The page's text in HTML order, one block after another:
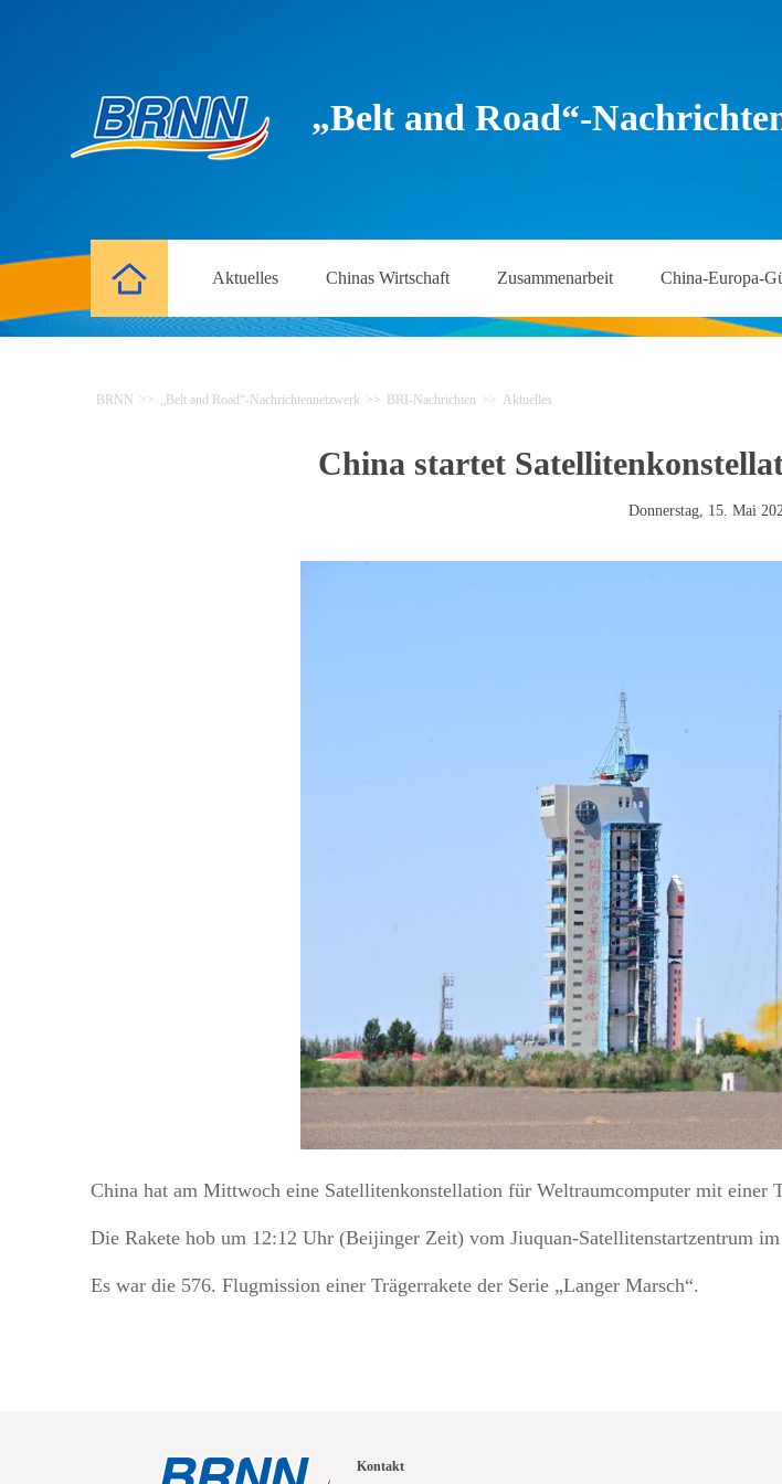
„Belt and Road“-
Aktuelles Chinas Wirtschaft Zusammenarbeit China-Europa-
BRNN >> „Belt and Road“-Nachrichtennetzwerk >> BRI-Nachrichten >> Aktuelles
China startet
Donnerstag, 15. Mai
China hat am Mittwoch eine Satellitenkonstellation für Weltraumcomputer mit einer
Die Rakete hob um 12:12 Uhr (Beijinger Zeit) vom Jiuquan-Satellitenstartzentrum
Es war die 576. Flugmission einer Trägerrakete der Serie „Langer Marsch“.
Kontakt